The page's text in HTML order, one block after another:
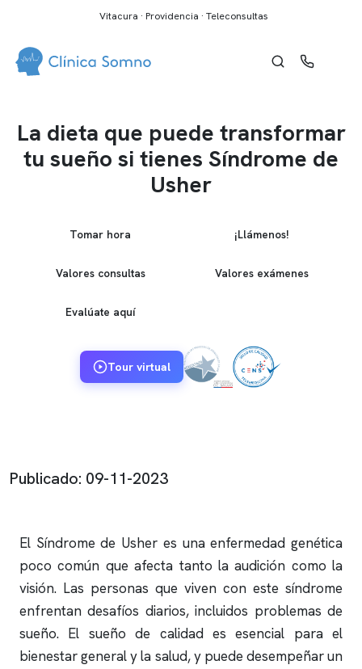
Vitacura · Providencia · Teleconsultas
La dieta que puede transformar
tu sueño si tienes Síndrome de
Usher
Tomar hora ¡Llámenos!
Valores consultas Valores exámenes
Evalúate aquí
Tour virtual
Publicado: 09-11-2023
El Síndrome de Usher es una enfermedad genética
poco común que afecta tanto la audición como la
visión. Las personas que viven con este síndrome
enfrentan desafíos diarios, incluidos problemas de
sueño. El sueño de calidad es esencial para el
bienestar general y la salud, y puede desempeñar un